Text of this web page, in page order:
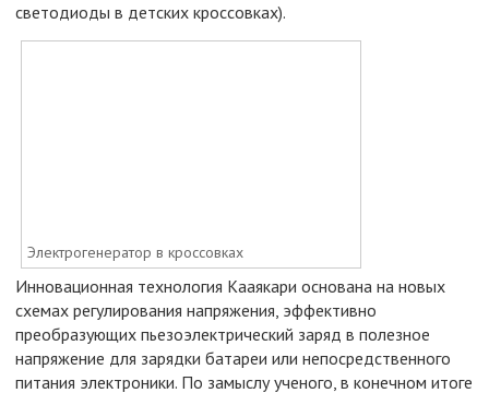
светодиоды в детских кроссовках).
Электрогенератор в кроссовках
Инновационная технология Кааякари основана на новых
схемах регулирования напряжения, эффективно
преобразующих пьезоэлектрический заряд в полезное
напряжение для зарядки батареи или непосредственного
питания электроники. По замыслу ученого, в конечном итоге